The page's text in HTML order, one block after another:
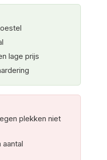
lage prijs
plekken niet